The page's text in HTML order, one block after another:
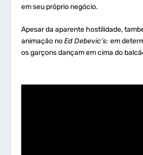
em seu próprio negócio.
Apesar da aparente hostilidade,
animação noEd Debevic’s:em
os garçons dançam em cima do